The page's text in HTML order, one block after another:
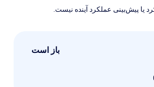
یا پیش‌بینی عملکرد آینده نیست.
باز است